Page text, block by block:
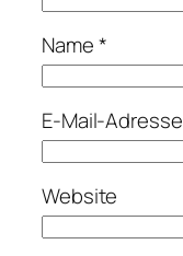
Name*
E-Mail-Adresse
Website